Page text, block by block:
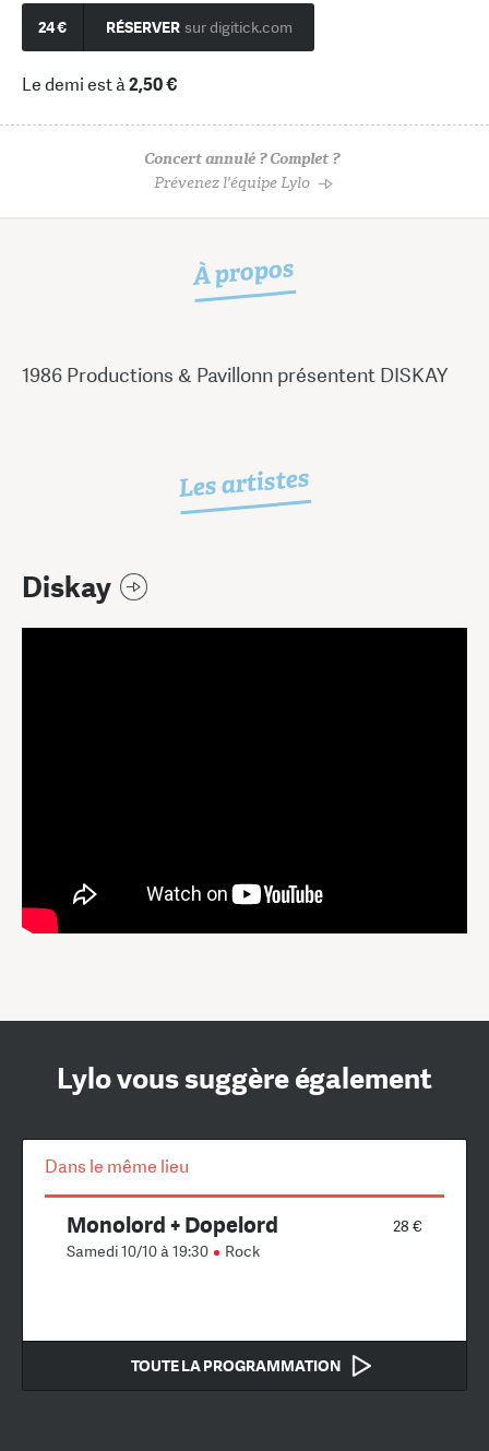
24 € RÉSERVER sur digitick.com
Le demi est à2,50 €
Concert annulé ? Complet ?
Prévenez l'équipe Lylo
À propos
1986 Productions & Pavillonn présentent DISKAY
Les artistes
Diskay
Lylo vous suggère également
Dans le même lieu
28 €
Monolord + Dopelord
Samedi 10/10 à 19:30 Rock
TOUTE LA PROGRAMMATION